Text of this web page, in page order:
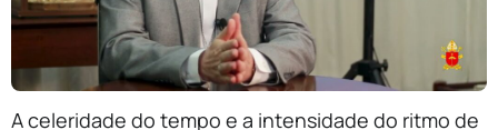
A celeridade do tempo e a intensidade do ritmo de